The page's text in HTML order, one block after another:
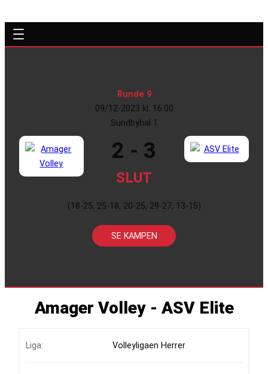
Runde 9
09/12-2023 kl. 16:00
Sundbyhal 1
2 - 3
SLUT
(18-25, 25-18, 20-25, 29-27, 13-15)
SE KAMPEN
Amager Volley - ASV Elite
Liga: Volleyligaen Herrer